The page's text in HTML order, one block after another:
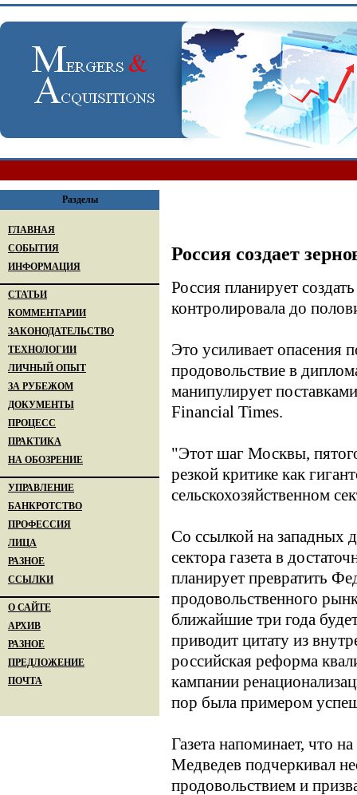
Разделы
ГЛАВНАЯ
СОБЫТИЯ
ИНФОРМАЦИЯ
СТАТЬИ
КОММЕНТАРИИ
ЗАКОНОДАТЕЛЬСТВО
ТЕХНОЛОГИИ
ЛИЧНЫЙ ОПЫТ
ЗА РУБЕЖОМ
ДОКУМЕНТЫ
ПРОЦЕСС
ПРАКТИКА
НА ОБОЗРЕНИЕ
УПРАВЛЕНИЕ
БАНКРОТСТВО
ПРОФЕССИЯ
ЛИЦА
РАЗНОЕ
ССЫЛКИ
О САЙТЕ
АРХИВ
РАЗНОЕ
ПРЕДЛОЖЕНИЕ
ПОЧТА
Россия создает
Россия планирует
контролировала до
Это усиливает опасения
продовольствие в
манипулирует
Financial Times.
"Этот шаг Москвы,
резкой критике как
сельскохозяйственном
Со ссылкой на западных
сектора газета в
планирует превратить
продовольственного
ближайшие три года
приводит цитату из
российская реформа
кампании
пор была примером
Газета напоминает, что
Медведев подчеркивал
продовольствием и